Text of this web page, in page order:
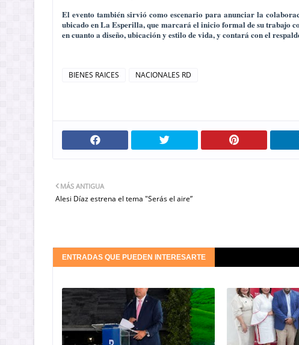
El evento también sirvió como escenario para anunciar la
ubicado en La Esperilla, que marcará el inicio formal de su trabajo
en cuanto a diseño, ubicación y estilo de vida, y contará con el
BIENES RAICES NACIONALES RD
MÁS ANTIGUA
Alesi Díaz estrena el tema "Serás el aire”
ENTRADAS QUE PUEDEN INTERESARTE